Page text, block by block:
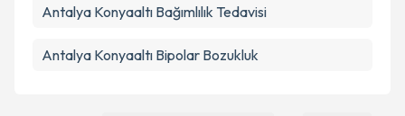
Antalya Konyaaltı Bağımlılık Tedavisi
Antalya Konyaaltı Bipolar Bozukluk